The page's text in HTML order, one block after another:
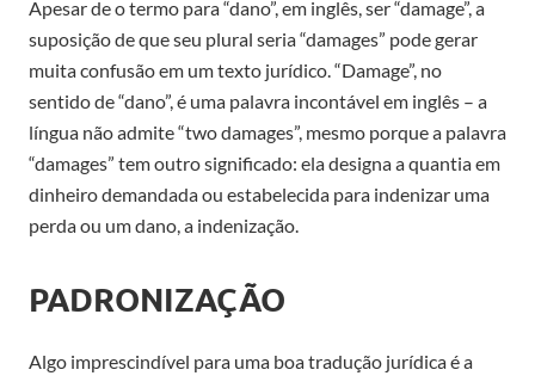
Apesar de o termo para “dano”, em inglês, ser “damage”, a
suposição de que seu plural seria “damages” pode gerar
muita confusão em um texto jurídico. “Damage”, no
sentido de “dano”, é uma palavra incontável em inglês – a
língua não admite “two damages”, mesmo porque a palavra
“damages” tem outro significado: ela designa a quantia em
dinheiro demandada ou estabelecida para indenizar uma
perda ou um dano, a indenização.
PADRONIZAÇÃO
Algo imprescindível para uma boa tradução jurídica é a